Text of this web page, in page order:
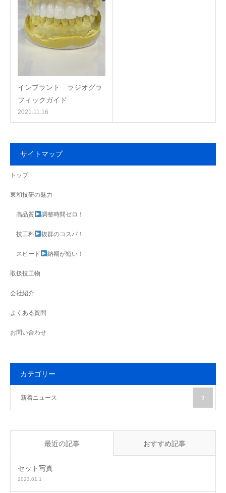
インプラント ラジオグラ
フィックガイド
2021.11.16
サイトマップ
トップ
東和技研の魅力
高品質 調整時間ゼロ！
技工料 抜群のコスパ！
スピード 納期が短い！
取扱技工物
会社紹介
よくある質問
お問い合わせ
カテゴリー
新着ニュース 9
最近の記事 おすすめ記事
セット写真
2023.01.1